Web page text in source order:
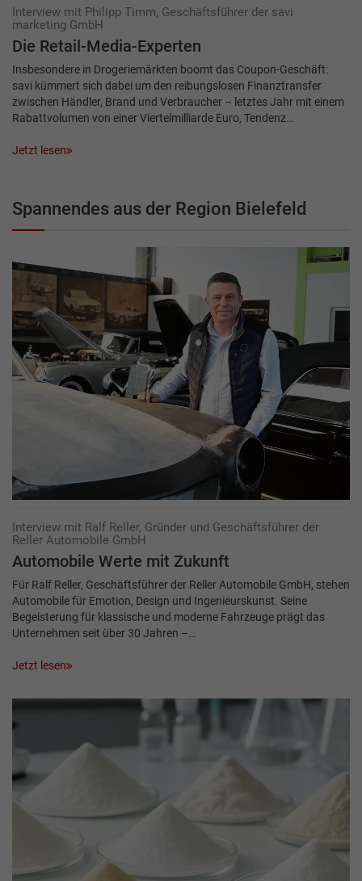
Interview mit Philipp Timm, Geschäftsführer der savi
marketing GmbH
Die Retail-Media-Experten
Insbesondere in Drogeriemärkten boomt das Coupon-Geschäft:
savi kümmert sich dabei um den reibungslosen Finanztransfer
zwischen Händler, Brand und Verbraucher – letztes Jahr mit einem
Rabattvolumen von einer Viertelmilliarde Euro, Tendenz…
Jetzt lesen
Spannendes aus der Region Bielefeld
Interview mit Ralf Reller, Gründer und Geschäfts­führer der
Reller Automobile GmbH
Automobile Werte mit Zukunft
Für Ralf Reller, Geschäftsführer der Reller Automobile GmbH, stehen
Automobile für Emotion, Design und Ingenieurskunst. Seine
Begeisterung für klassische und moderne Fahrzeuge prägt das
Unternehmen seit über 30 Jahren –…
Jetzt lesen